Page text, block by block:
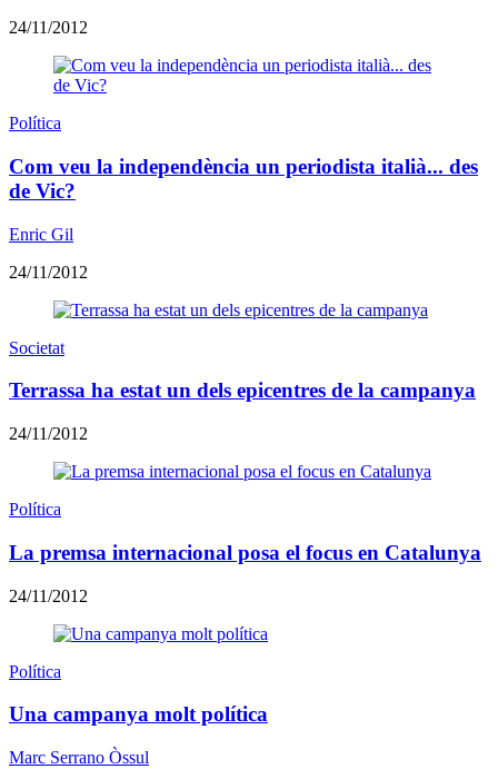
24/11/2012
Política
Com veu la independència un periodista italià... des
de Vic?
Enric Gil
24/11/2012
Societat
Terrassa ha estat un dels epicentres de la campanya
24/11/2012
Política
La premsa internacional posa el focus en Catalunya
24/11/2012
Política
Una campanya molt política
Marc Serrano Òssul